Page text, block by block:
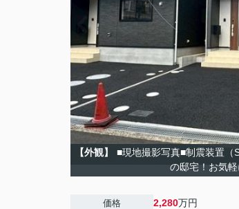
【外観】
■現地撮影写真■制震装置（
の邸宅！お気
価格 2,280万円